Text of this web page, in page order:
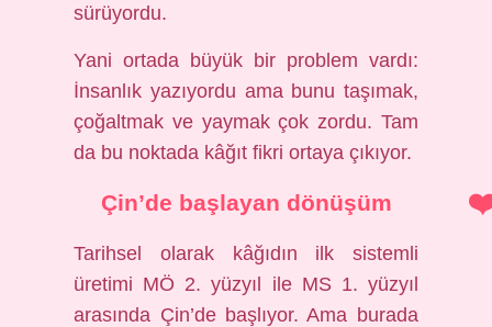
sürüyordu.
Yani ortada büyük bir problem vardı:
İnsanlık yazıyordu ama bunu taşımak,
çoğaltmak ve yaymak çok zordu. Tam
da bu noktada kâğıt fikri ortaya çıkıyor.
Çin’de başlayan dönüşüm
Tarihsel olarak kâğıdın ilk sistemli
üretimi MÖ 2. yüzyıl ile MS 1. yüzyıl
arasında Çin’de başlıyor. Ama burada